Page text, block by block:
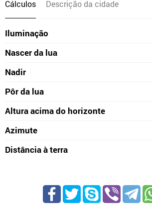
Cálculos Descrição da cidade
Iluminação
Nascer da lua
Nadir
Pôr da lua
Altura acima do horizonte
Azimute
Distância à terra